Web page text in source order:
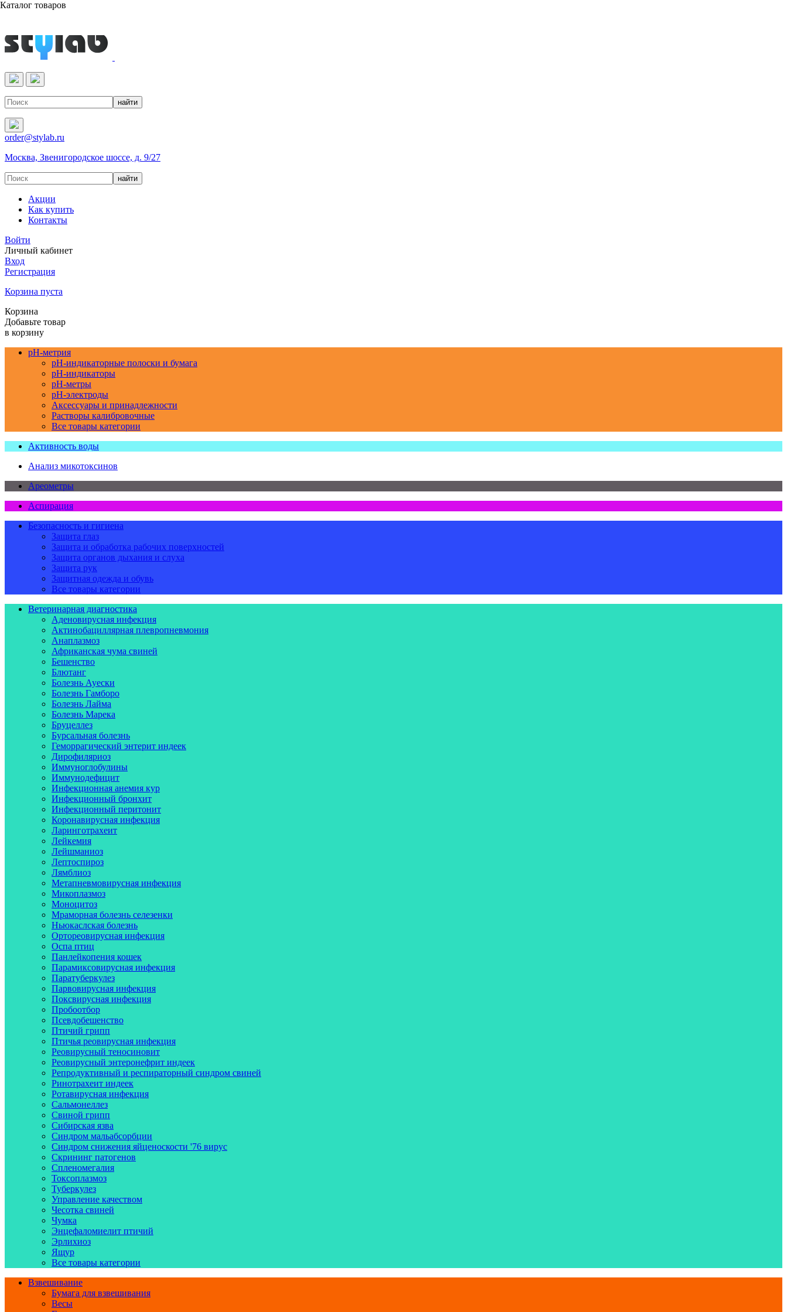
Реактивы & Оборудование
order@stylab.ru
Москва, Звенигородское шоссе, д. 9/27
Акции
Как купить
Контакты
Войти
Личный кабинет
Вход
Регистрация
Корзина пуста
Корзина
Добавьте товар
в корзину
pH-метрия
pH-индикаторные полоски и бумага
pH-индикаторы
pH-метры
pH-электроды
Аксессуары и принадлежности
Растворы калибровочные
Все товары категории
Активность воды
Анализ микотоксинов
Ареометры
Аспирация
Безопасность и гигиена
Защита глаз
Защита и обработка рабочих поверхностей
Защита органов дыхания и слуха
Защита рук
Защитная одежда и обувь
Все товары категории
Ветеринарная диагностика
Аденовирусная инфекция
Актинобациллярная плевропневмония
Анаплазмоз
Африканская чума свиней
Бешенство
Блютанг
Болезнь Ауески
Болезнь Гамборо
Болезнь Лайма
Болезнь Марека
Бруцеллез
Бурсальная болезнь
Геморрагический энтерит индеек
Дирофиляриоз
Иммуноглобулины
Иммунодефицит
Инфекционная анемия кур
Инфекционный бронхит
Инфекционный перитонит
Коронавирусная инфекция
Ларинготрахеит
Лейкемия
Лейшманиоз
Лептоспироз
Лямблиоз
Метапневмовирусная инфекция
Микоплазмоз
Моноцитоз
Мраморная болезнь селезенки
Ньюкаслская болезнь
Ортореовирусная инфекция
Оспа птиц
Панлейкопения кошек
Парамиксовирусная инфекция
Паратуберкулез
Парвовирусная инфекция
Поксвирусная инфекция
Пробоотбор
Псевдобешенство
Птичий грипп
Птичья реовирусная инфекция
Реовирусный теносиновит
Реовирусный энтеронефрит индеек
Репродуктивный и респираторный синдром свиней
Ринотрахеит индеек
Ротавирусная инфекция
Сальмонеллез
Свиной грипп
Сибирская язва
Синдром мальабсорбции
Синдром снижения яйценоскости '76 вирус
Скрининг патогенов
Спленомегалия
Токсоплазмоз
Туберкулез
Управление качеством
Чесотка свиней
Чумка
Энцефаломиелит птичий
Эрлихиоз
Ящур
Все товары категории
Взвешивание
Бумага для взвешивания
Весы
Каталог товаров